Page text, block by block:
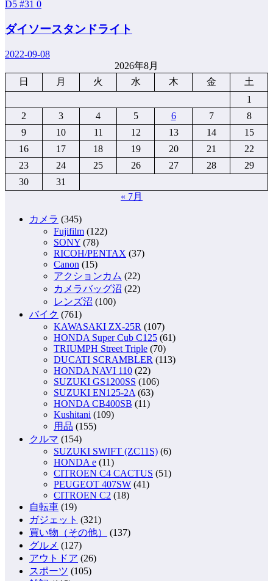
D5 #31 0
ダイソースタンドライト
2022-09-08
2026年8月
日
月 火 水 木 金
土
1
2
3 4 5 6 7
8
9
10 11 12 13 14
15
16
17 18 19 20 21
22
23
24 25 26 27 28
29
30
31
« 7月
カメラ (345)
Fujifilm (122)
SONY (78)
RICOH/PENTAX (37)
Canon (15)
アクションカム (22)
カメラバッグ沼 (22)
レンズ沼 (100)
バイク (761)
KAWASAKI ZX-25R (107)
HONDA Super Cub C125 (61)
TRIUMPH Street Triple (70)
DUCATI SCRAMBLER (113)
HONDA NAVI 110 (22)
SUZUKI GS1200SS (106)
SUZUKI EN125-2A (63)
HONDA CB400SB (11)
Kushitani (109)
用品 (155)
クルマ (154)
SUZUKI SWIFT (ZC11S) (6)
HONDA e (11)
CITROEN C4 CACTUS (51)
PEUGEOT 407SW (41)
CITROEN C2 (18)
自転車 (19)
ガジェット (321)
買い物（その他）
(137)
グルメ (127)
アウトドア (26)
スポーツ (105)